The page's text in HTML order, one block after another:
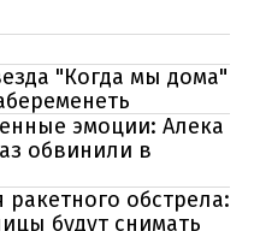
"Когда мы дома"
эмоции: Алека
обвинили в
обстрела:
будут снимать